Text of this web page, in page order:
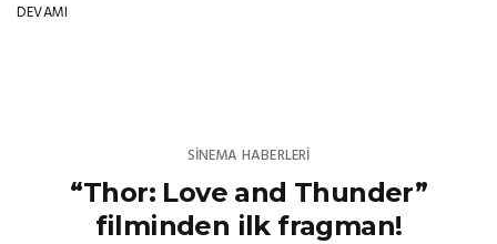
DEVAMI
SINEMA HABERLERI
“Thor: Love and Thunder”
filminden ilk fragman!